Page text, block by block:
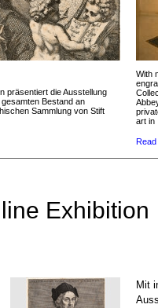
präsentiert die Ausstellung
Bestand an
Sammlung von Stift
With
art in
Exhibition
Mit